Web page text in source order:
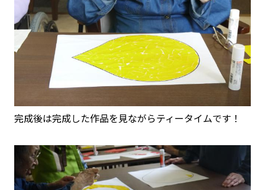
完成後は完成した作品を見ながらティータイムです！